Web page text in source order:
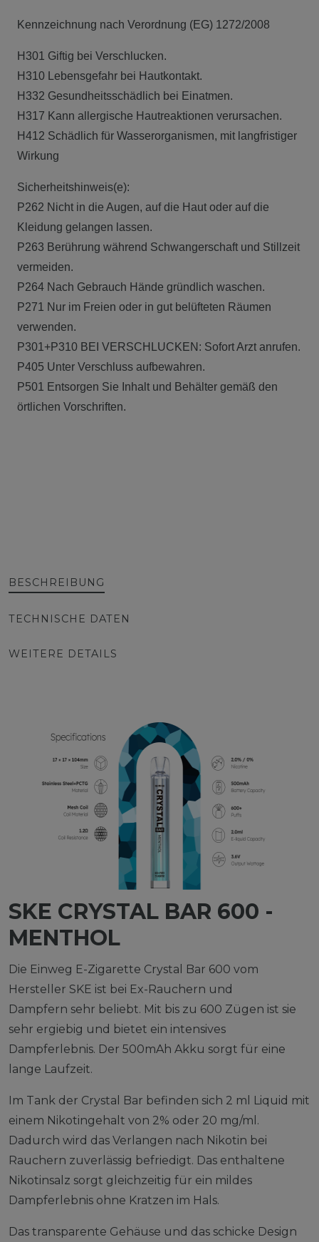
Kennzeichnung nach Verordnung (EG) 1272/2008
H301 Giftig bei Verschlucken.
H310 Lebensgefahr bei Hautkontakt.
H332 Gesundheitsschädlich bei Einatmen.
H317 Kann allergische Hautreaktionen verursachen.
H412 Schädlich für Wasserorganismen, mit langfristiger
Wirkung
Sicherheitshinweis(e):
P262 Nicht in die Augen, auf die Haut oder auf die
Kleidung gelangen lassen.
P263 Berührung während Schwangerschaft und Stillzeit
vermeiden.
P264 Nach Gebrauch Hände gründlich waschen.
P271 Nur im Freien oder in gut belüfteten Räumen
verwenden.
P301+P310 BEI VERSCHLUCKEN: Sofort Arzt anrufen.
P405 Unter Verschluss aufbewahren.
P501 Entsorgen Sie Inhalt und Behälter gemäß den
örtlichen Vorschriften.
BESCHREIBUNG
TECHNISCHE DATEN
WEITERE DETAILS
SKE CRYSTAL BAR 600 -
MENTHOL
Die Einweg E-Zigarette Crystal Bar 600 vom
Hersteller SKE ist bei Ex-Rauchern und
Dampfern sehr beliebt. Mit bis zu 600 Zügen ist sie
sehr ergiebig und bietet ein intensives
Dampferlebnis. Der 500mAh Akku sorgt für eine
lange Laufzeit.
Im Tank der Crystal Bar befinden sich 2 ml Liquid mit
einem Nikotingehalt von 2% oder 20 mg/ml.
Dadurch wird das Verlangen nach Nikotin bei
Rauchern zuverlässig befriedigt. Das enthaltene
Nikotinsalz sorgt gleichzeitig für ein mildes
Dampferlebnis ohne Kratzen im Hals.
Das transparente Gehäuse und das schicke Design